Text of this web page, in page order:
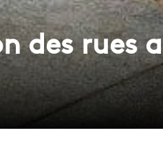
des rues a